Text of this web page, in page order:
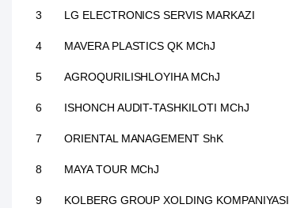
3 LG ELECTRONICS SERVIS MARKAZI
4 MAVERA PLASTICS QK MChJ
5 AGROQURILISHLOYIHA MChJ
6 ISHONCH AUDIT-TASHKILOTI MChJ
7 ORIENTAL MANAGEMENT ShK
8 MAYA TOUR MChJ
9 KOLBERG GROUP XOLDING KOMPANIYASI